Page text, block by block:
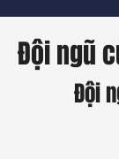
Đội ngũ
Đội